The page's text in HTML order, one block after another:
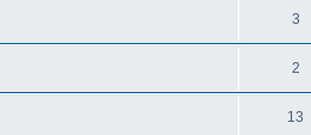
3
2
13